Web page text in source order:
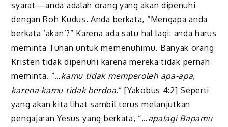
syarat—anda adalah orang yang akan dipenuhi
dengan Roh Kudus. Anda berkata, “Mengapa anda
berkata ‘akan’?” Karena ada satu hal lagi: anda harus
meminta Tuhan untuk memenuhimu. Banyak orang
Kristen tidak dipenuhi karena mereka tidak pernah
meminta. “…kamu tidak memperoleh apa-apa,
karena kamu tidak berdoa.” [Yakobus 4:2] Seperti
yang akan kita lihat sambil terus melanjutkan
pengajaran Yesus yang berkata, “…apalagi Bapamu